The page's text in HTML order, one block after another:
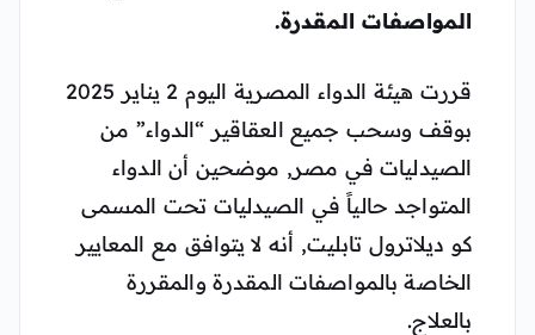
المواصفات المقدرة.
قررت هيئة الدواء المصرية اليوم 2 يناير 2025
بوقف وسحب جميع العقاقير “الدواء” من
الصيدليات في مصر, موضحين أن الدواء
المتواجد حالياً في الصيدليات تحت المسمى
كو ديلاترول تابليت, أنه لا يتوافق مع المعايير
الخاصة بالمواصفات المقدرة والمقررة
بالعلاج.